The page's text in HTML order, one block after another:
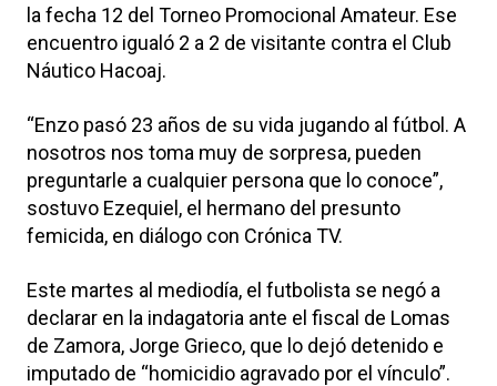
la fecha 12 del Torneo Promocional Amateur. Ese
encuentro igualó 2 a 2 de visitante contra el Club
Náutico Hacoaj.
“Enzo pasó 23 años de su vida jugando al fútbol. A
nosotros nos toma muy de sorpresa, pueden
preguntarle a cualquier persona que lo conoce”,
sostuvo Ezequiel, el hermano del presunto
femicida, en diálogo con Crónica TV.
Este martes al mediodía, el futbolista se negó a
declarar en la indagatoria ante el fiscal de Lomas
de Zamora, Jorge Grieco, que lo dejó detenido e
imputado de “homicidio agravado por el vínculo”.